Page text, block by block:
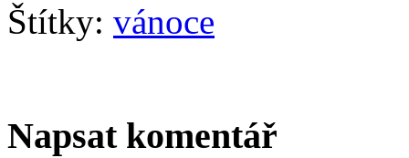
Štítky: vánoce
Napsat komentář